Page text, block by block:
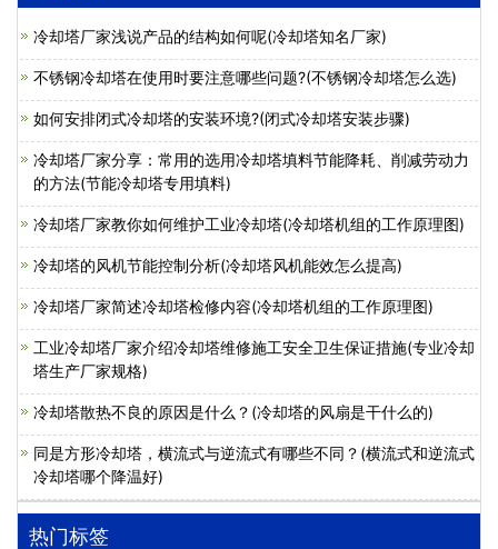
冷却塔厂家浅说产品的结构如何呢(冷却塔知名厂家)
不锈钢冷却塔在使用时要注意哪些问题?(不锈钢冷却塔怎么选)
如何安排闭式冷却塔的安装环境?(闭式冷却塔安装步骤)
冷却塔厂家分享：常用的选用冷却塔填料节能降耗、削减劳动力
的方法(节能冷却塔专用填料)
冷却塔厂家教你如何维护工业冷却塔(冷却塔机组的工作原理图)
冷却塔的风机节能控制分析(冷却塔风机能效怎么提高)
冷却塔厂家简述冷却塔检修内容(冷却塔机组的工作原理图)
工业冷却塔厂家介绍冷却塔维修施工安全卫生保证措施(专业冷却
塔生产厂家规格)
冷却塔散热不良的原因是什么？(冷却塔的风扇是干什么的)
同是方形冷却塔，横流式与逆流式有哪些不同？(横流式和逆流式
冷却塔哪个降温好)
热门标签